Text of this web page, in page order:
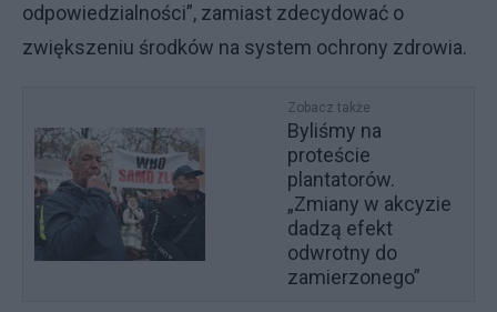
odpowiedzialności”, zamiast zdecydować o
zwiększeniu środków na system ochrony zdrowia.
Zobacz także
Byliśmy na
proteście
plantatorów.
„Zmiany w akcyzie
dadzą efekt
odwrotny do
zamierzonego”